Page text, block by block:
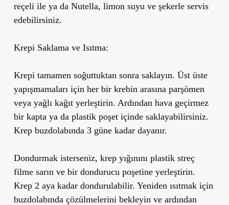
reçeli ile ya da Nutella, limon suyu ve şekerle servis
edebilirsiniz.
Krepi Saklama ve Isıtma:
Krepi tamamen soğuttuktan sonra saklayın. Üst üste
yapışmamaları için her bir krebin arasına parşömen
veya yağlı kağıt yerleştirin. Ardından hava geçirmez
bir kapta ya da plastik poşet içinde saklayabilirsiniz.
Krep buzdolabında 3 güne kadar dayanır.
Dondurmak isterseniz, krep yığınını plastik streç
filme sarın ve bir dondurucu poşetine yerleştirin.
Krep 2 aya kadar dondurulabilir. Yeniden ısıtmak için
buzdolabında çözülmelerini bekleyin ve ardından